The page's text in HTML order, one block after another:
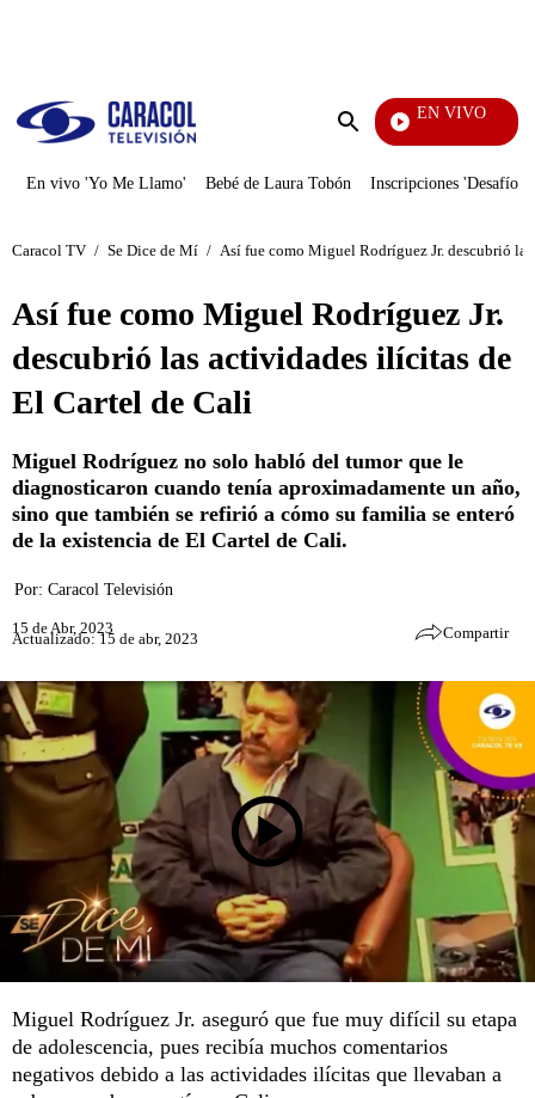
Enviar
EN VIVO
Día A Día
En vivo 'Yo Me Llamo' Bebé de Laura Tobón Inscripciones 'Desafío'
Caracol TV / Se Dice de Mí / Así fue como Miguel Rodríguez Jr. descubrió
Así fue como Miguel Rodríguez Jr.
descubrió las actividades ilícitas de
El Cartel de Cali
Miguel Rodríguez no solo habló del tumor que le
diagnosticaron cuando tenía aproximadamente un año,
sino que también se refirió a cómo su familia se enteró
de la existencia de El Cartel de Cali.
Por: Caracol Televisión
15 de Abr, 2023
Actualizado: 15 de abr, 2023 Compartir
Miguel Rodríguez Jr. aseguró que fue muy difícil su etapa
de adolescencia, pues recibía muchos comentarios
negativos debido a las actividades ilícitas que llevaban a